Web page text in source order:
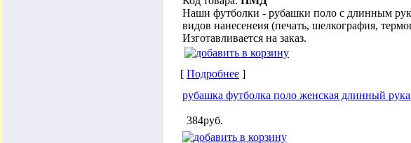
Наши футболки - рубашки поло с длинным
видов нанесенеия (печать, шелкография,
Изготавливается на заказ.
[ Подробнее ]
рубашка футболка поло женская длинный
384руб.